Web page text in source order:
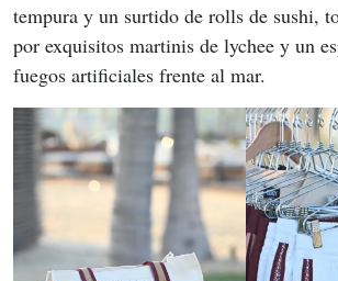
tempura y un surtido de rolls de sushi,
por exquisitos martinis de lychee y un
fuegos artificiales frente al mar.